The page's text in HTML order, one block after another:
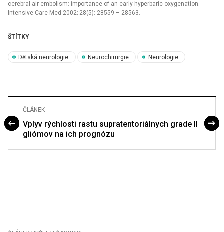
cerebral air embolism: importance of an early hyperbaric oxygenation.
Intensive Care Med 2002; 28(5): 28559 –⁠ 28563.
ŠTÍTKY
Dětská neurologie Neurochirurgie Neurologie
ČLÁNEK
Vplyv rýchlosti rastu supratentoriálnych grade II
gliómov na ich prognózu